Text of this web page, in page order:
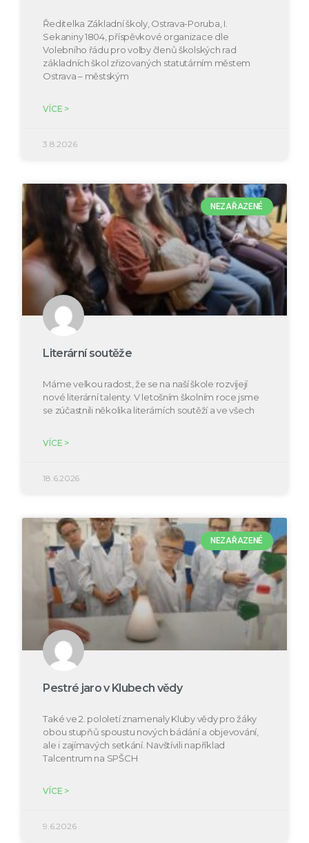
Ředitelka Základní školy, Ostrava-Poruba, I.
Sekaniny 1804, příspěvkové organizace dle
Volebního řádu pro volby členů školských rad
základních škol zřizovaných statutárním městem
Ostrava – městským
VÍCE >
3.8.2026
NEZAŘAZENÉ
Literární soutěže
Máme velkou radost, že se na naší škole rozvíjejí
nové literární talenty. V letošním školním roce jsme
se zúčastnili několika literárních soutěží a ve všech
VÍCE >
18.6.2026
NEZAŘAZENÉ
Pestré jaro v Klubech vědy
Také ve 2. pololetí znamenaly Kluby vědy pro žáky
obou stupňů spoustu nových bádání a objevování,
ale i zajímavých setkání. Navštívili například
Talcentrum na SPŠCH
VÍCE >
9.6.2026